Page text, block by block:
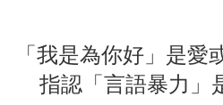
「我是為你好」是愛
指認「言語暴力」